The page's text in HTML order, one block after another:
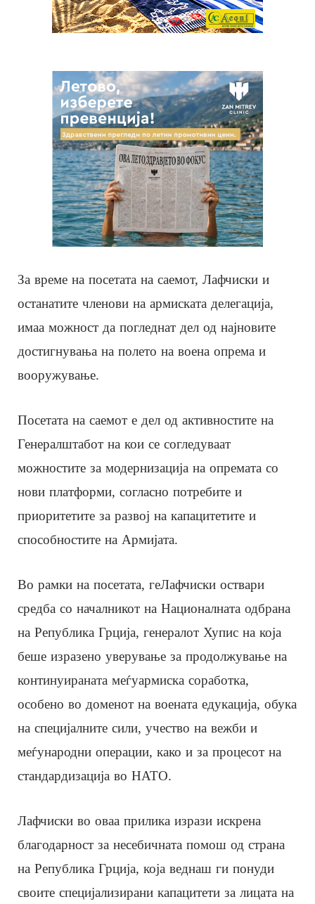
За време на посетата на саемот, Лафчиски и
останатите членови на армиската делегација,
имаа можност да погледнат дел од најновите
достигнувања на полето на воена опрема и
вооружување.
Посетата на саемот е дел од активностите на
Генералштабот на кои се согледуваат
можностите за модернизација на опремата со
нови платформи, согласно потребите и
приоритетите за развој на капацитетите и
способностите на Армијата.
Во рамки на посетата, геЛафчиски оствари
срeдба со началникот на Националната одбрана
на Република Грција, генералот Хупис на која
беше изразено уверување за продолжување на
континуираната меѓуармиска соработка,
особено во доменот на воената едукација, обука
на специјалните сили, учество на вежби и
меѓународни операции, како и за процесот на
стандардизација во НАТО.
Лафчиски во оваа прилика изрази искрена
благодарност за несебичната помош од страна
на Република Грција, која веднаш ги понуди
своите специјализирани капацитети за лицата на